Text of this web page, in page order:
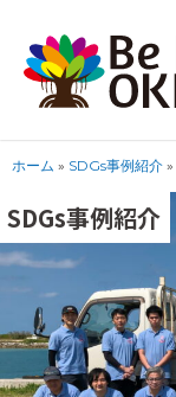
ホーム » SDGs事例紹介 »
SDGs事例紹介